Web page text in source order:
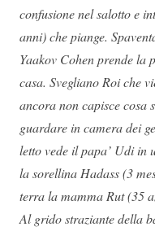
confusione nel salotto e
anni) che piange.
Yaakov Cohen prende la
casa. Svegliano Roi che
ancora non capisce cosa
guardare in camera dei
letto vede il papa’ Udi in
la sorellina Hadass (3
terra la mamma Rut (35
Al grido straziante della